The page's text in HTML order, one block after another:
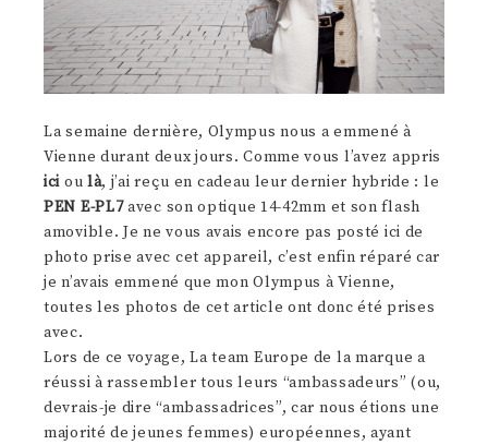
La semaine dernière, Olympus nous a emmené à
Vienne durant deux jours. Comme vous l’avez appris
ici ou là, j’ai reçu en cadeau leur dernier hybride : le
PEN E-PL7avec son optique 14-42mm et son flash
amovible. Je ne vous avais encore pas posté ici de
photo prise avec cet appareil, c’est enfin réparé car
je n’avais emmené que mon Olympus à Vienne,
toutes les photos de cet article ont donc été prises
avec.
Lors de ce voyage, La team Europe de la marque a
réussi à rassembler tous leurs “ambassadeurs” (ou,
devrais-je dire “ambassadrices”, car nous étions une
majorité de jeunes femmes) européennes, ayant